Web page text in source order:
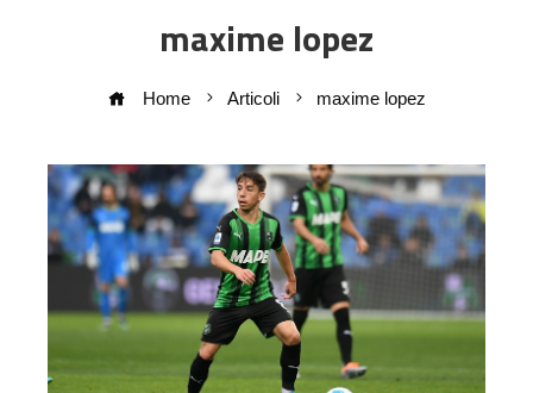
maxime lopez
Home Articoli maxime lopez